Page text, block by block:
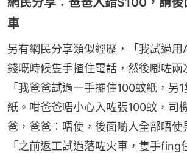
車
另有網民分享類似經歷，「我試過
錢嘅時候隻手揸住電話，然後嘟咗兩
「我爸爸試過一手攞住100蚊紙，另
紙。咁爸爸唔小心入咗張100蚊，司
爸，爸爸：唔使，後面啲人全部唔使
「之前返工試過落咗火車，隻手fing